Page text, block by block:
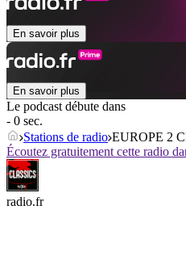
En savoir plus
En savoir plus
Le podcast débute dans
- 0 sec.
Stations de radio EUROPE 2
Écoutez gratuitement cette radio
radio.fr